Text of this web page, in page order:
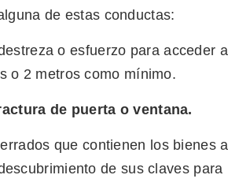
de estas conductas:
o esfuerzo para acceder a
o 2 metros como mínimo.
de puerta o ventana.
que contienen los bienes a
de sus claves para